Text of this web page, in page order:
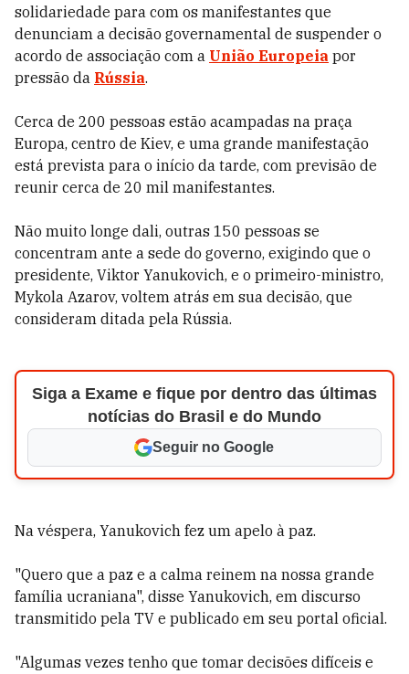
solidariedade para com os manifestantes que
denunciam a decisão governamental de suspender o
acordo de associação com a União Europeia por
pressão da Rússia.
Cerca de 200 pessoas estão acampadas na praça
Europa, centro de Kiev, e uma grande manifestação
está prevista para o início da tarde, com previsão de
reunir cerca de 20 mil manifestantes.
Não muito longe dali, outras 150 pessoas se
concentram ante a sede do governo, exigindo que o
presidente, Viktor Yanukovich, e o primeiro-ministro,
Mykola Azarov, voltem atrás em sua decisão, que
consideram ditada pela Rússia.
Siga a Exame e fique por dentro das últimas
notícias do Brasil e do Mundo
Seguir no Google
Na véspera, Yanukovich fez um apelo à paz.
"Quero que a paz e a calma reinem na nossa grande
família ucraniana", disse Yanukovich, em discurso
transmitido pela TV e publicado em seu portal oficial.
"Algumas vezes tenho que tomar decisões difíceis e